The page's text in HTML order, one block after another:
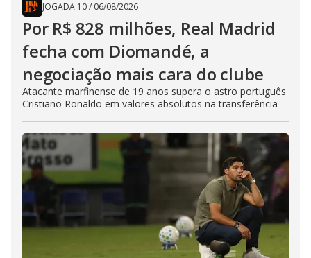
JOGADA 10/ 06/08/2026
Por R$ 828 milhões, Real Madrid
fecha com Diomandé, a
negociação mais cara do clube
Atacante marfinense de 19 anos supera o astro português
Cristiano Ronaldo em valores absolutos na transferência